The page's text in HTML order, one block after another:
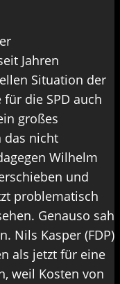
Jahren
Situation der
die SPD auch
großes
das nicht
Wilhelm
und
problematisch
Genauso sah
Nils Kasper (FDP)
als jetzt für eine
weil Kosten von